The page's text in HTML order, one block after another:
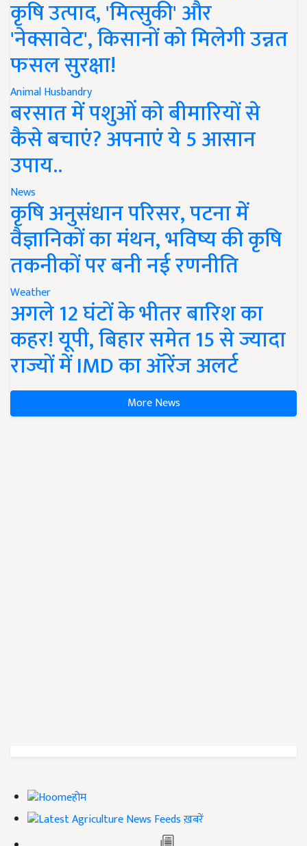
कृषि उत्पाद, 'मित्सुकी' और
'नेक्सावेट', किसानों को मिलेगी उन्नत
फसल सुरक्षा!
Animal Husbandry
बरसात में पशुओं को बीमारियों से
कैसे बचाएं? अपनाएं ये 5 आसान
उपाय..
News
कृषि अनुसंधान परिसर, पटना में
वैज्ञानिकों का मंथन, भविष्य की कृषि
तकनीकों पर बनी नई रणनीति
Weather
अगले 12 घंटों के भीतर बारिश का
कहर! यूपी, बिहार समेत 15 से ज्यादा
राज्यों में IMD का ऑरेंज अलर्ट
More News
होम
ख़बरें